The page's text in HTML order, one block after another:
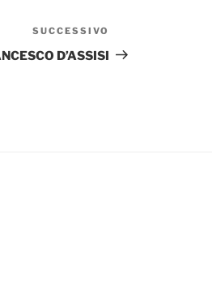
successivo
SUCCESSIVO
D’ASSISI